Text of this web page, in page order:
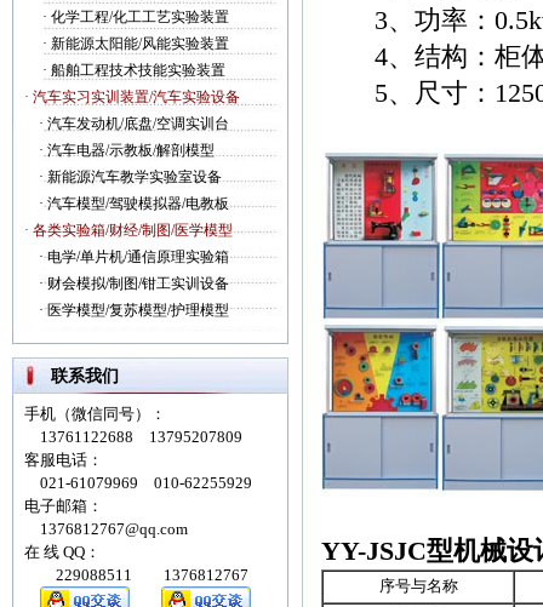
· 化学工程/化工工艺实验装置
· 新能源太阳能/风能实验装置
· 船舶工程技术技能实验装置
· 汽车实习实训装置/汽车实验设备
· 汽车发动机/底盘/空调实训台
· 汽车电器/示教板/解剖模型
·新能源汽车教学实验室设备
·汽车模型/驾驶模拟器/电教板
· 各类实验箱/财经/制图/医学模型
·电学/单片机/通信原理实验箱
·财会模拟/制图/钳工实训设备
·医学模型/复苏模型/护理模型
联系我们
手机（微信同号）：
13761122688 13795207809
客服电话：
021-61079969 010-62255929
电子邮箱：
1376812767@qq.com
在 线 QQ：
229088511 1376812767
3、功率：
4、结构：柜体
5、尺寸：
YY-JSJC型机械
序号与名称